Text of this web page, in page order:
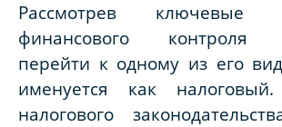
Рассмотрев ключевые
финансового контроля
перейти к одному из его
именуется как
налогового